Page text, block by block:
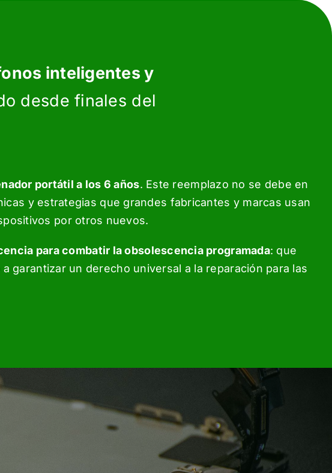
inteligentes y
desde finales del
portátil a los 6 años. Este reemplazo no se debe en
y estrategias que grandes fabricantes y marcas usan
por otros nuevos.
para combatir la obsolescencia programada: que
garantizar un derecho universal a la reparación para las